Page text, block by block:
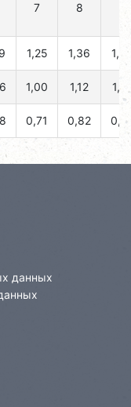
7 8
1,25 1,36
1,00 1,12
0,71 0,82
данных